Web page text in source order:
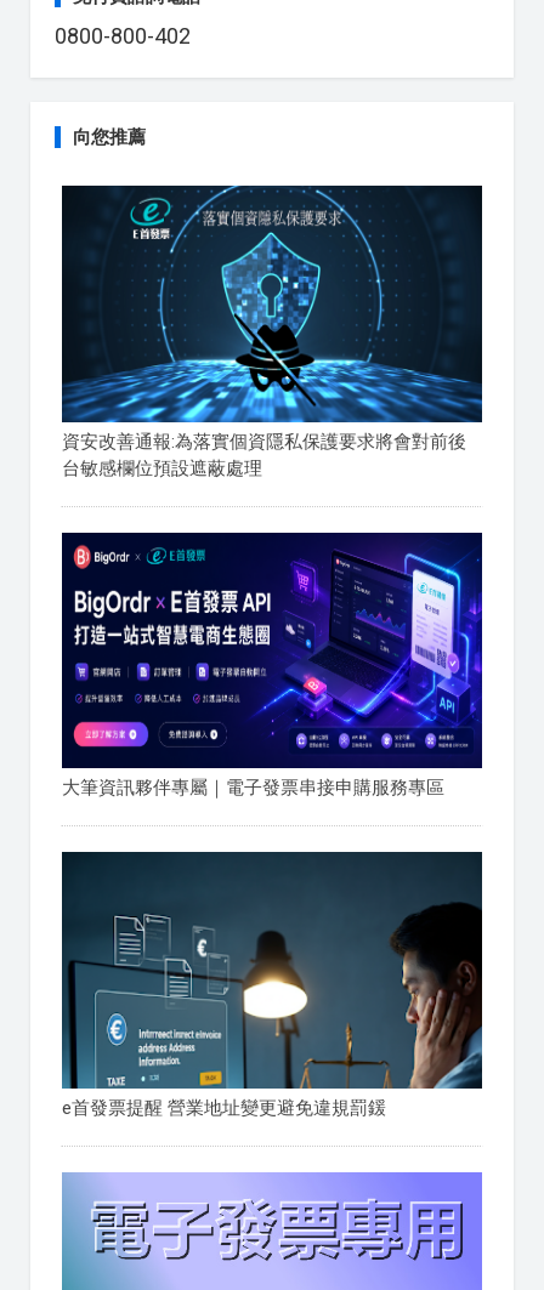
0800-800-402
向您推薦
資安改善通報:為落實個資隱私保護要求將會對前後
台敏感欄位預設遮蔽處理
大筆資訊夥伴專屬｜電子發票串接申購服務專區
e首發票提醒 營業地址變更避免違規罰鍰